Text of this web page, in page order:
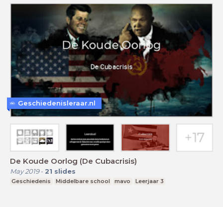
De Koude Oorlog (De Cubacrisis)
May 2019- 21 slides
Geschiedenis Middelbare school mavo Leerjaar 3
Geschiedenisleraar.nl